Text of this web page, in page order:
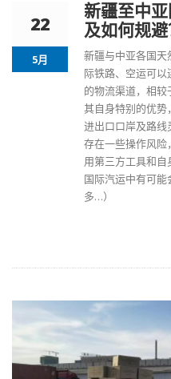
22
5月
新疆至中
及如何规避
新疆与中亚各国天
际铁路、空运可
的物流渠道，相
其自身特别的优势
进出口口岸及路线
存在一些操作风险
用第三方工具和
国际汽运中有可能
多…）